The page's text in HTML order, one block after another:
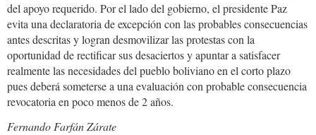
del apoyo requerido. Por el lado del gobierno, el presidente Paz
evita una declaratoria de excepción con las probables consecuencias
antes descritas y logran desmovilizar las protestas con la
oportunidad de rectificar sus desaciertos y apuntar a satisfacer
realmente las necesidades del pueblo boliviano en el corto plazo
pues deberá someterse a una evaluación con probable consecuencia
revocatoria en poco menos de 2 años.
Fernando Farfán Zárate